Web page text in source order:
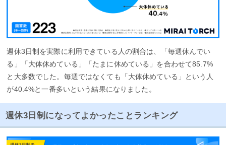
週休3日制を実際に利用できている人の割合は、「毎週休んでい
る」「大体休めている」「たまに休めている」を合わせて85.7%
と大多数でした。毎週ではなくても「大体休めている」という人
が40.4%と一番多いという結果になりました。
週休3日制になってよかったことランキング